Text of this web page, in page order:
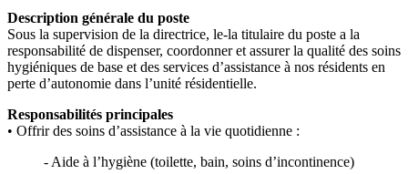
Description générale du poste
Sous la supervision de la directrice, le-la titulaire du poste a la
responsabilité de dispenser, coordonner et assurer la qualité des soins
hygiéniques de base et des services d’assistance à nos résidents en
perte d’autonomie dans l’unité résidentielle.
Responsabilités principales
• Offrir des soins d’assistance à la vie quotidienne :
- Aide à l’hygiène (toilette, bain, soins d’incontinence)